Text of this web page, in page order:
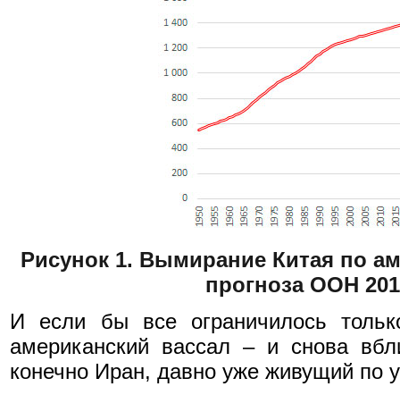
Рисунок 1. Вымирание Китая по
прогноза ООН
И если бы все ограничилось
американский вассал – и снова
конечно Иран, давно уже живущий по